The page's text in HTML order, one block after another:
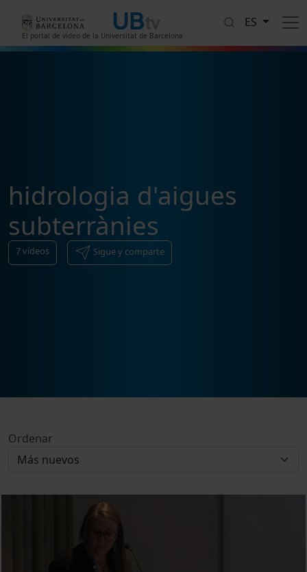
El portal de vídeo de la Universitat de Barcelona
ES
hidrologia d'aigues
subterrànies
7vídeos Sigue y comparte
Ordenar